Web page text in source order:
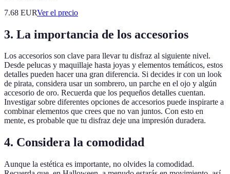
7.68 EURVer el precio
3. La importancia de los accesorios
Los accesorios son clave para llevar tu disfraz al siguiente nivel.
Desde pelucas y maquillaje hasta joyas y elementos temáticos, estos
detalles pueden hacer una gran diferencia. Si decides ir con un look
de pirata, considera usar un sombrero, un parche en el ojo y algún
accesorio de oro. Recuerda que los pequeños detalles cuentan.
Investigar sobre diferentes opciones de accesorios puede inspirarte a
combinar elementos que crees que no van juntos. Con esto en
mente, es probable que tu disfraz deje una impresión duradera.
4. Considera la comodidad
Aunque la estética es importante, no olvides la comodidad.